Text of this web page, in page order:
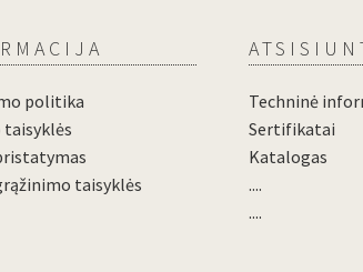
politika
taisyklės
Techninė
Sertifikatai
Katalogas
....
....